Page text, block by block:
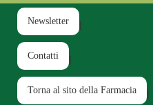
Passa
contenuto
principale
Newsletter
Contatti
Torna al sito della Farmacia